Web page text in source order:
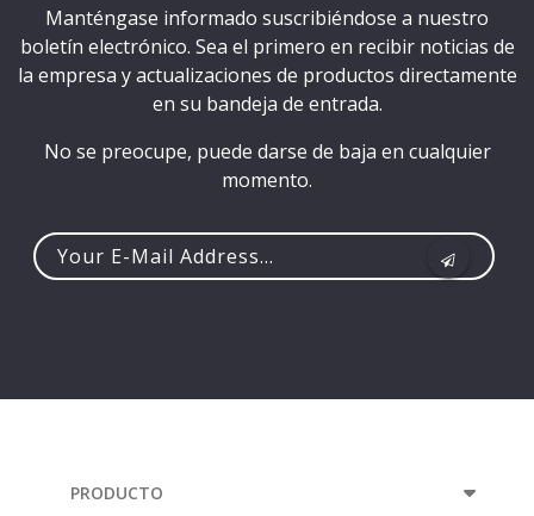
Manténgase informado suscribiéndose a nuestro
boletín electrónico. Sea el primero en recibir noticias de
la empresa y actualizaciones de productos directamente
en su bandeja de entrada.
No se preocupe, puede darse de baja en cualquier
momento.
PRODUCTO